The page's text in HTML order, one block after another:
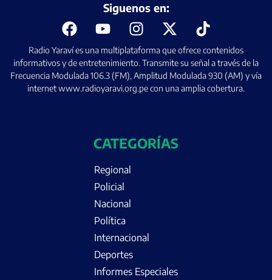
Radio Yaraví es una multiplataforma que ofrece contenidos
informativos y de entretenimiento. Transmite su señal a través de la
Frecuencia Modulada 106.3 (FM), Amplitud Modulada 930 (AM) y vía
internet www.radioyaravi.org.pe con una amplia cobertura.
Siguenos en:
CATEGORÍAS
Regional
Policial
Nacional
Política
Internacional
Deportes
Informes Especiales